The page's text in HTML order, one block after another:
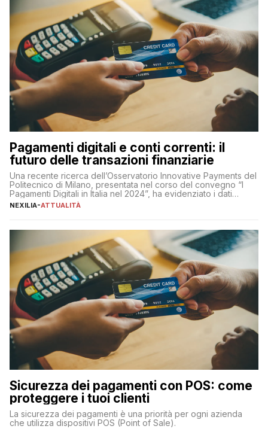
Pagamenti digitali e conti correnti: il
futuro delle transazioni finanziarie
Una recente ricerca dell’Osservatorio Innovative Payments del
Politecnico di Milano, presentata nel corso del convegno “I
Pagamenti Digitali in Italia nel 2024”, ha evidenziato i dati
definitivi del primo semestre 2024 relativamente alle
NEXILIA-ATTUALITÀ
Sicurezza dei pagamenti con POS: come
proteggere i tuoi clienti
La sicurezza dei pagamenti è una priorità per ogni azienda
che utilizza dispositivi POS (Point of Sale).